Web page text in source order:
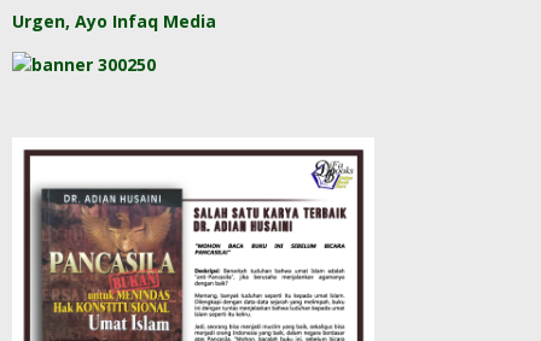
Urgen, Ayo Infaq Media